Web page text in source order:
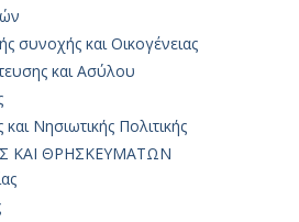
συνοχής και Οικογένειας
και Ασύλου
Νησιωτικής Πολιτικής
ΚΑΙ ΘΡΗΣΚΕΥΜΑΤΩΝ